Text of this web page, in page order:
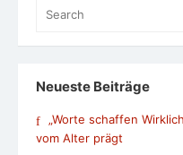
for:
Neueste Beiträge
„Worte schaffen
vom Alter prägt